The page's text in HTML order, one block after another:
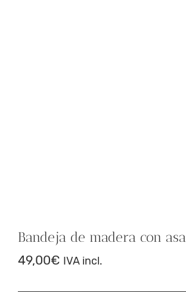
Bandeja de madera con
49,00€ IVA incl.